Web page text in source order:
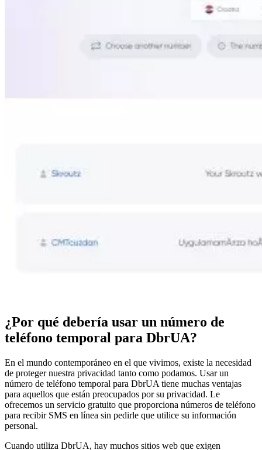
¿Por qué debería usar un número de
teléfono temporal para DbrUA?
En el mundo contemporáneo en el que vivimos, existe la necesidad
de proteger nuestra privacidad tanto como podamos. Usar un
número de teléfono temporal para DbrUA tiene muchas ventajas
para aquellos que están preocupados por su privacidad. Le
ofrecemos un servicio gratuito que proporciona números de teléfono
para recibir SMS en línea sin pedirle que utilice su información
personal.
Cuando utiliza DbrUA, hay muchos sitios web que exigen